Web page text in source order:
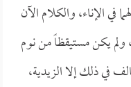
في الإناء، والكلام الآن
يكن مستيقظاً من نوم
في ذلك إلا الزيدية،